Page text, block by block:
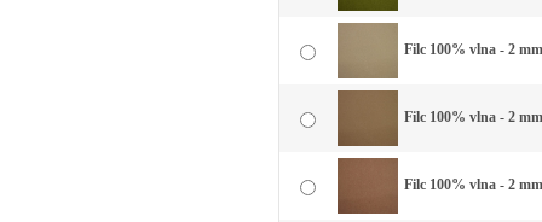
Filc 100% vlna - 2
Filc 100% vlna - 2
Filc 100% vlna - 2